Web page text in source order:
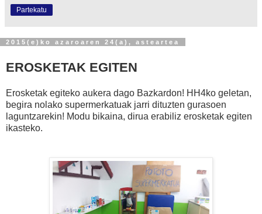
Partekatu
2015(e)ko azaroaren 24(a), asteartea
EROSKETAK EGITEN
Erosketak egiteko aukera dago Bazkardon! HH4ko geletan,
begira nolako supermerkatuak jarri dituzten gurasoen
laguntzarekin! Modu bikaina, dirua erabiliz erosketak egiten
ikasteko.